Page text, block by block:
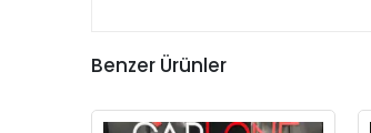
Benzer Ürünler